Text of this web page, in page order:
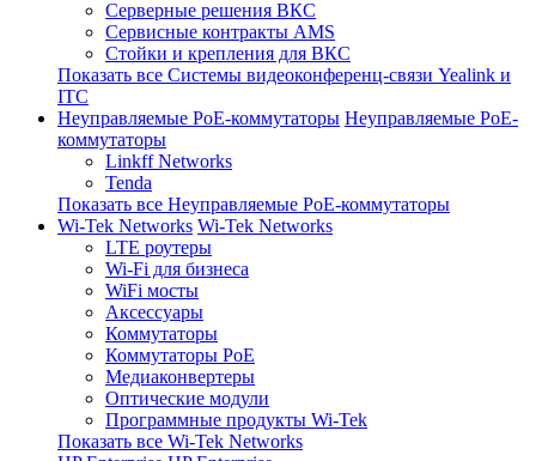
Серверные решения ВКС
Сервисные контракты AMS
Стойки и крепления для ВКС
Показать все Системы видеоконференц-связи Yealink и
ITC
Неуправляемые PoE-коммутаторы Неуправляемые PoE-
коммутаторы
Linkff Networks
Tenda
Показать все Неуправляемые PoE-коммутаторы
Wi-Tek Networks Wi-Tek Networks
LTE роутеры
Wi-Fi для бизнеса
WiFi мосты
Аксессуары
Коммутаторы
Коммутаторы PoE
Медиаконвертеры
Оптические модули
Программные продукты Wi-Tek
Показать все Wi-Tek Networks